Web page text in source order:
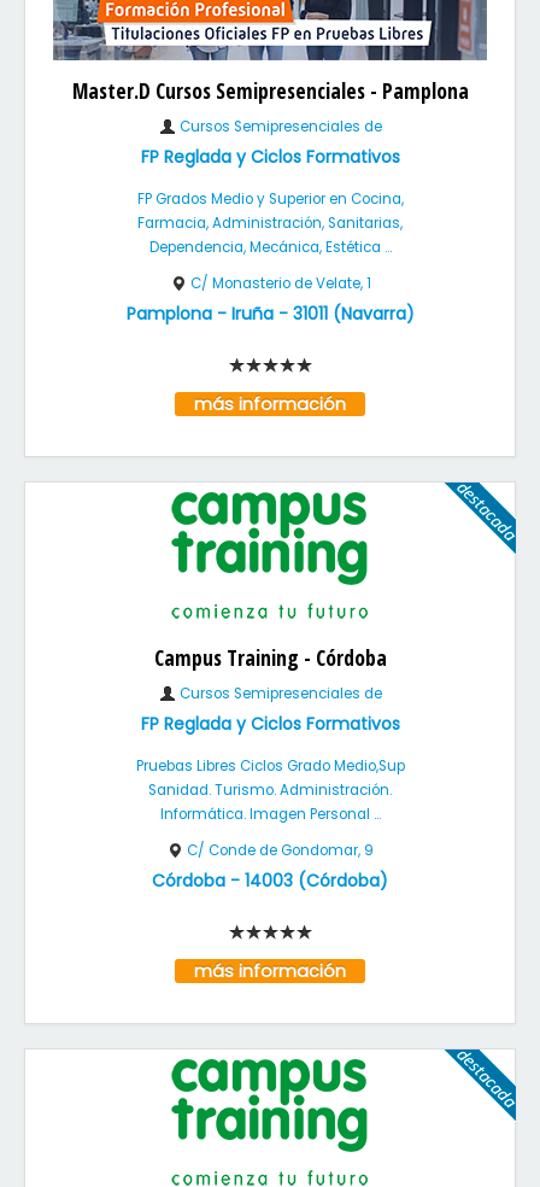
Master.D Cursos Semipresenciales - Pamplona
Cursos Semipresenciales de
FP Reglada y Ciclos Formativos
FP Grados Medio y Superior en Cocina,
Farmacia, Administración, Sanitarias,
Dependencia, Mecánica, Estética ...
C/ Monasterio de Velate, 1
Pamplona - Iruña- 31011(Navarra)
más información
Campus Training - Córdoba
Cursos Semipresenciales de
FP Reglada y Ciclos Formativos
Pruebas Libres Ciclos Grado Medio,Sup
Sanidad. Turismo. Administración.
Informática. Imagen Personal ...
C/ Conde de Gondomar, 9
Córdoba - 14003 (Córdoba)
más información